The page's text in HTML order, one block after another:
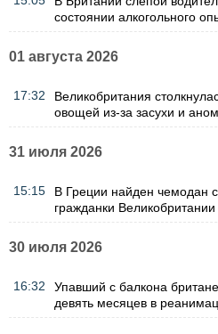
состоянии алкогольного
01 августа 2026
17:32
Великобритания
овощей из-за засухи и
31 июля 2026
15:15
В Греции найден чемодан
гражданки Великобритании
30 июля 2026
16:32
Упавший с балкона
девять месяцев в